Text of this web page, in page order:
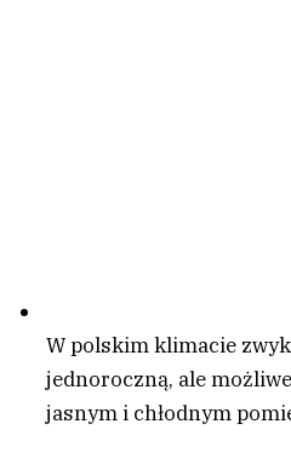
W polskim klimacie
jednoroczną, ale
jasnym i chłodnym